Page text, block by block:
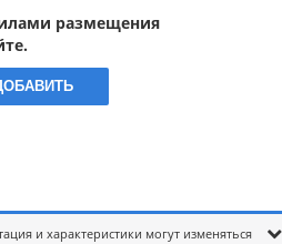
размещения
и характеристики могут изменяться